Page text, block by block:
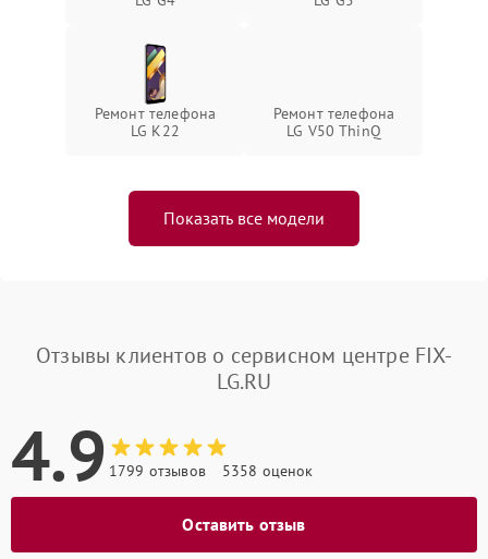
Ремонт телефона
LG K22
Ремонт телефона
LG V50 ThinQ
Показать все модели
Отзывы клиентов о сервисном центре FIX-
LG.RU
4.9 1799 отзывов 5358 оценок
Оставить отзыв